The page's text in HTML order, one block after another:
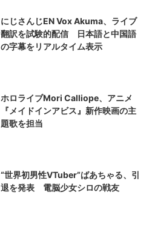
にじさんじEN Vox Akuma、ライブ
翻訳を試験的配信 日本語と中国語
の字幕をリアルタイム表示
ホロライブMori Calliope、アニメ
『メイドインアビス』新作映画の主
題歌を担当
“世界初男性VTuber”ばあちゃる、引
退を発表 電脳少女シロの戦友